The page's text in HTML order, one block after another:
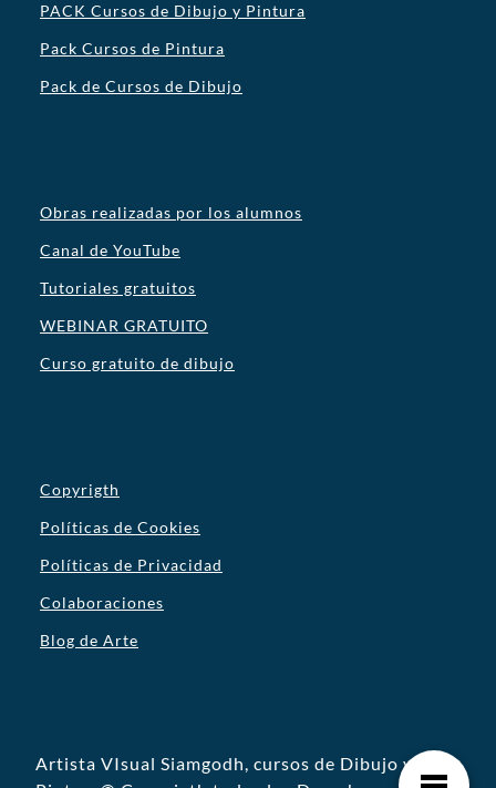
PACK Cursos de Dibujo y Pintura
Pack Cursos de Pintura
Pack de Cursos de Dibujo
Obras realizadas por los alumnos
Canal de YouTube
Tutoriales gratuitos
WEBINAR GRATUITO
Curso gratuito de dibujo
Copyrigth
Políticas de Cookies
Políticas de Privacidad
Colaboraciones
Blog de Arte
Artista VIsual Siamgodh, cursos de Dibujo y